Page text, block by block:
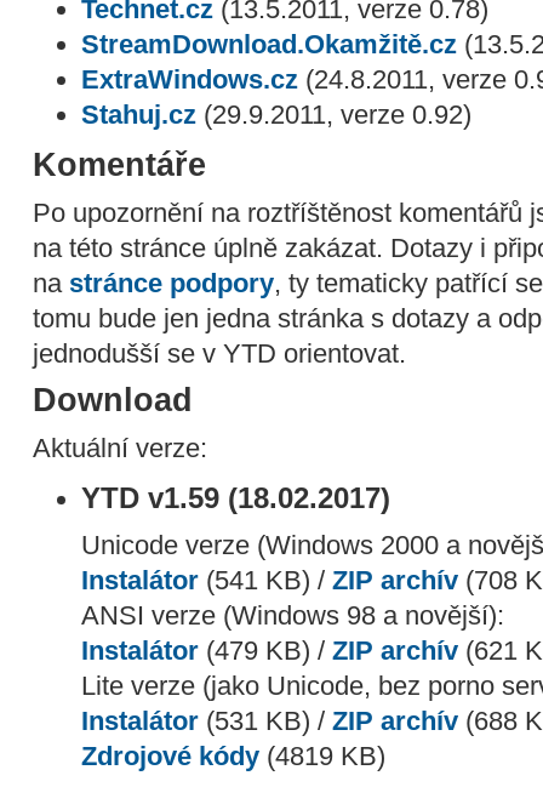
Technet.cz (13.5.2011, verze 0.78)
StreamDownload.Okamžitě.cz
ExtraWindows.cz (24.8.2011, verze
Stahuj.cz (29.9.2011, verze 0.92)
Komentáře
Po upozornění na roztříštěnost komentářů
na této stránce úplně zakázat. Dotazy i
na stránce podpory, ty tematicky patřící
tomu bude jen jedna stránka s dotazy a
jednodušší se v YTD orientovat.
Download
Aktuální verze:
YTD v1.59 (18.02.2017)
Unicode verze (Windows 2000 a
Instalátor (541 KB) / ZIP archív (708
ANSI verze (Windows 98 a novější):
Instalátor (479 KB) / ZIP archív (621
Lite verze (jako Unicode, bez porno
Instalátor (531 KB) / ZIP archív (688
Zdrojové kódy (4819 KB)